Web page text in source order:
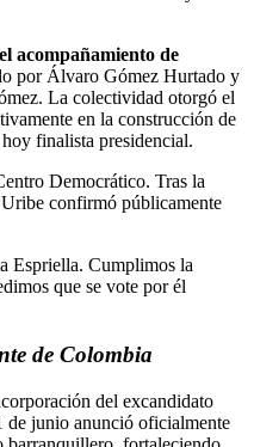
acompañamiento de
por Álvaro Gómez Hurtado y
La colectividad otorgó el
en la construcción de
finalista presidencial.
Democrático. Tras la
confirmó públicamente
Espriella. Cumplimos la
que se vote por él
de Colombia
del excandidato
junio anunció oficialmente